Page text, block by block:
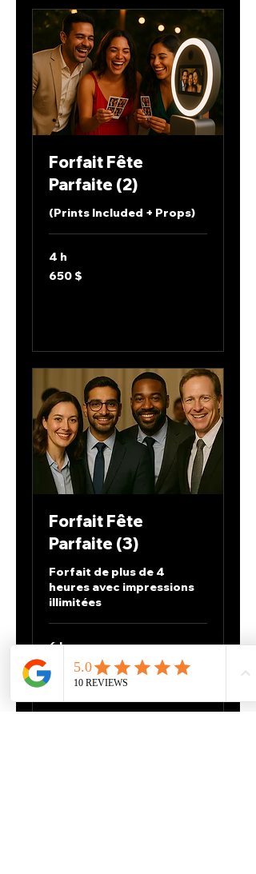
Forfait Fête
Parfaite (2)
(Prints Included + Props)
4 h
650 dollars
canadiens
650 $
Forfait Fête
Parfaite (3)
Forfait de plus de 4
heures avec impressions
illimitées
6 h
850 dollars
canadiens
850 $
Envoyer une demande